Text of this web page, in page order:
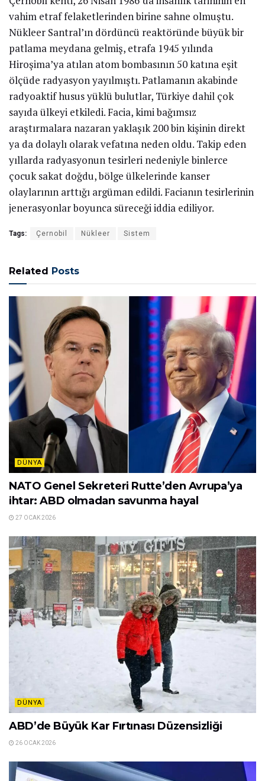
vahim etraf felaketlerinden birine sahne olmuştu.
Nükleer Santral’ın dördüncü reaktöründe büyük bir
patlama meydana gelmiş, etrafa 1945 yılında
Hiroşima’ya atılan atom bombasının 50 katına eşit
ölçüde radyasyon yayılmıştı. Patlamanın akabinde
radyoaktif husus yüklü bulutlar, Türkiye dahil çok
sayıda ülkeyi etkiledi. Facia, kimi bağımsız
araştırmalara nazaran yaklaşık 200 bin kişinin direkt
ya da dolaylı olarak vefatına neden oldu. Takip eden
yıllarda radyasyonun tesirleri nedeniyle binlerce
çocuk sakat doğdu, bölge ülkelerinde kanser
olaylarının arttığı argüman edildi. Facianın tesirlerinin
jenerasyonlar boyunca süreceği iddia ediliyor.
Tags: Çernobil Nükleer Sistem
Related Posts
DÜNYA
NATO Genel Sekreteri Rutte’den Avrupa’ya
ihtar: ABD olmadan savunma hayal
27 OCAK 2026
DÜNYA
ABD’de Büyük Kar Fırtınası Düzensizliği
26 OCAK 2026